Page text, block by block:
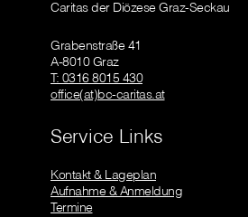
Caritas der Diözese Graz-Seckau
Grabenstraße 41
A-8010 Graz
T: 0316 8015 430
office(at)bc-caritas.at
Service Links
Kontakt & Lageplan
Aufnahme & Anmeldung
Termine